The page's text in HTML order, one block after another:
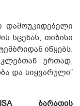
დამოუკიდებელი
სცენას, თიბისი
იწყებს.
ერთად,
და სიყვარული“
ბარათის